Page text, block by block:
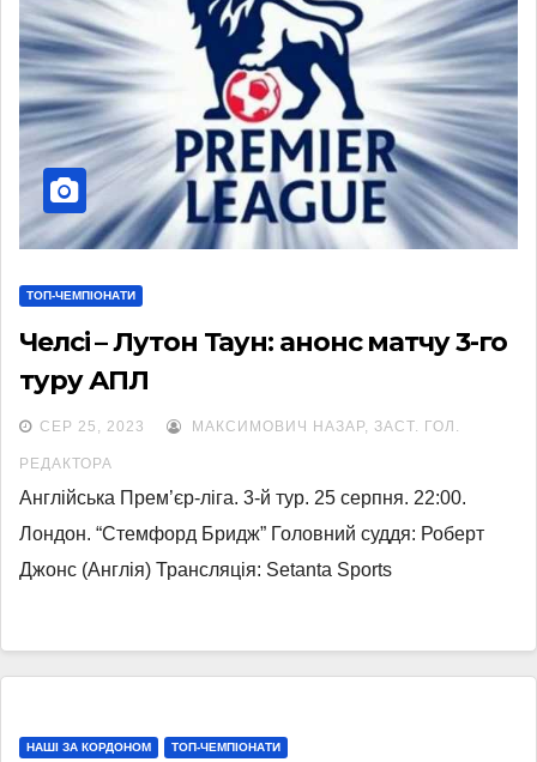
ТОП-ЧЕМПІОНАТИ
Челсі – Лутон Таун: анонс матчу 3-го
туру АПЛ
СЕР 25, 2023 МАКСИМОВИЧ НАЗАР, ЗАСТ. ГОЛ.
РЕДАКТОРА
Англійська Прем’єр-ліга. 3-й тур. 25 серпня. 22:00.
Лондон. “Стемфорд Бридж” Головний суддя: Роберт
Джонс (Англія) Трансляція: Setanta Sports
НАШІ ЗА КОРДОНОМ ТОП-ЧЕМПІОНАТИ